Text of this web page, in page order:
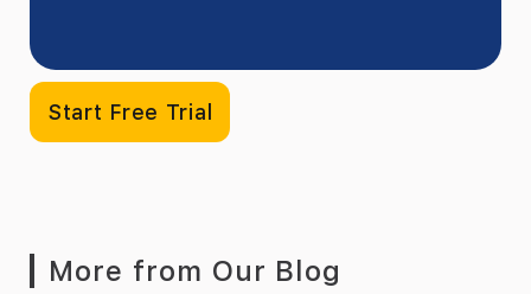
Start Free Trial
More from Our Blog